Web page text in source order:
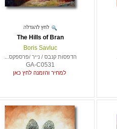
The Hills of Bran
Boris Savluc
הדפסות קנבס / נייר /פרספקס...
GA-C0531
למחיר והזמנה לחץ כאן